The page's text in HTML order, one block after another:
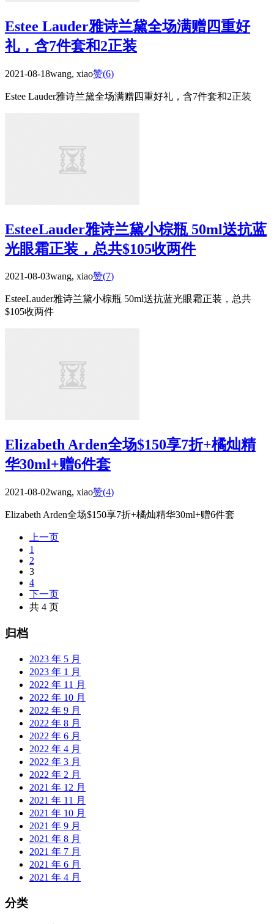
Estee Lauder雅诗兰黛全场满赠四重好
礼，含7件套和2正装
2021-08-18wang, xiao赞(6)
Estee Lauder雅诗兰黛全场满赠四重好礼，含7件套和2正装
EsteeLauder雅诗兰黛小棕瓶 50ml送抗蓝
光眼霜正装，总共$105收两件
2021-08-03wang, xiao赞(7)
EsteeLauder雅诗兰黛小棕瓶 50ml送抗蓝光眼霜正装，总共
$105收两件
Elizabeth Arden全场$150享7折+橘灿精
华30ml+赠6件套
2021-08-02wang, xiao赞(4)
Elizabeth Arden全场$150享7折+橘灿精华30ml+赠6件套
上一页
1
2
3
4
下一页
共 4 页
归档
2023 年 5 月
2023 年 1 月
2022 年 11 月
2022 年 10 月
2022 年 9 月
2022 年 8 月
2022 年 6 月
2022 年 4 月
2022 年 3 月
2022 年 2 月
2021 年 12 月
2021 年 11 月
2021 年 10 月
2021 年 9 月
2021 年 8 月
2021 年 7 月
2021 年 6 月
2021 年 4 月
分类